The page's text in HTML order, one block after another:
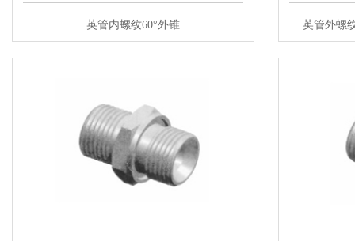
英管内螺纹60°外锥 英管外螺